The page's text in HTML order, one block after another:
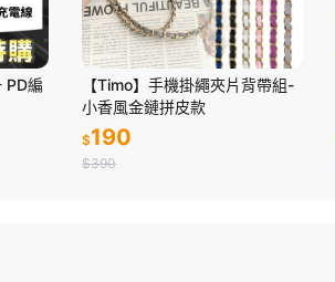
PD編
【Timo】手機掛繩夾片背帶組-
小香風金鏈拼皮款
$190
$390